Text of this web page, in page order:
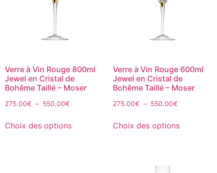
Verre à Vin Rouge 800ml
Jewel en Cristal de
Bohême Taillé – Moser
275.00€ – 550.00€
Choix des options
Verre à Vin Rouge 600ml
Jewel en Cristal de
Bohême Taillé – Moser
275.00€ – 550.00€
Choix des options